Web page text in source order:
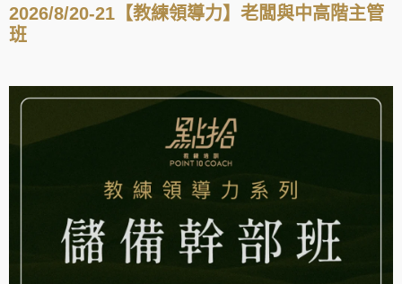
2026/8/20-21【教練領導力】老闆與中高階主管
班